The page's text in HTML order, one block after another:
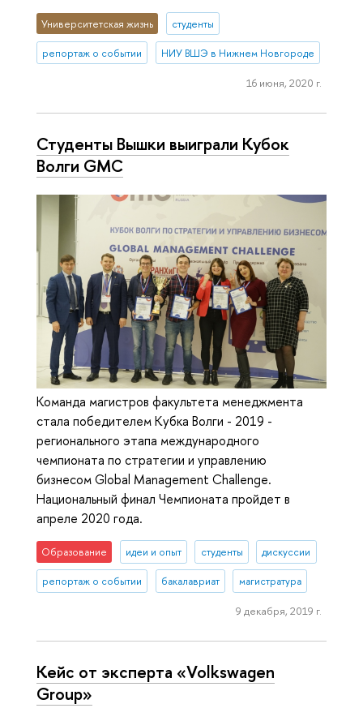
Университетская жизнь студенты
репортаж о событии НИУ ВШЭ в Нижнем Новгороде
16 июня, 2020 г.
Студенты Вышки выиграли Кубок
Волги GMC
Команда магистров факультета менеджмента
стала победителем Кубка Волги - 2019 -
регионального этапа международного
чемпионата по стратегии и управлению
бизнесом Global Management Challenge.
Национальный финал Чемпионата пройдет в
апреле 2020 года.
Образование идеи и опыт студенты дискуссии
репортаж о событии бакалавриат магистратура
9 декабря, 2019 г.
Кейс от эксперта «Volkswagen
Group»